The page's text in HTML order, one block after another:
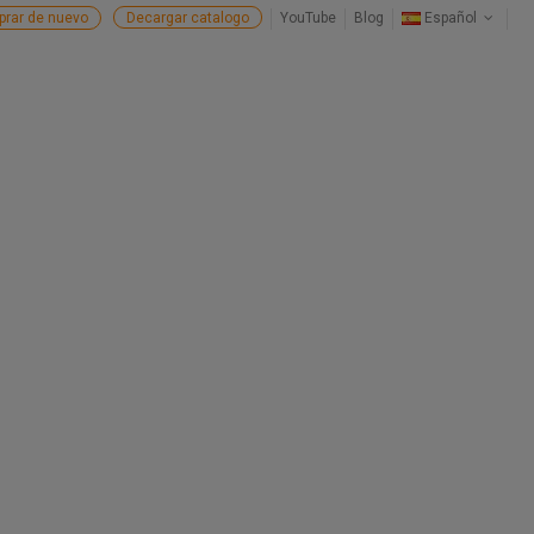
Español
Blog
YouTube
Decargar catalogo
de nuevo